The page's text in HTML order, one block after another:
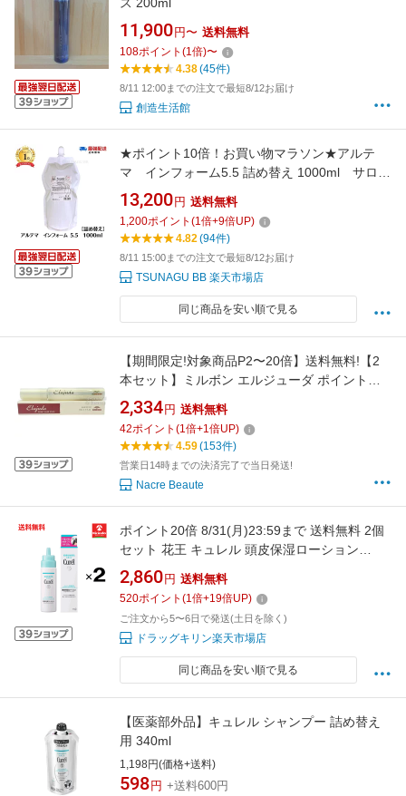
ス 200ml
11,900 円〜 送料無料
108ポイント (1倍)〜
4.38(45件)
8/11 12:00までの注文で最短8/12お届け
創造生活館
★ポイント10倍！お買い物マラソン★アルテ
マ インフォーム5.5 詰め替え 1000ml サロン
専売品 髪質改善 ［トリートメントなど薬剤
促進&毛髪の結合強化剤］強化 縮毛矯正 ダメー
ジ エイジング ブリーチ 加齢 ヘアケア アルテマ
13,200 円 送料無料
1,200ポイント (1倍+9倍UP)
4.82(94件)
8/11 15:00までの注文で最短8/12お届け
TSUNAGU BB 楽天市場店
同じ商品を安い順で見る
【期間限定!対象商品P2〜20倍】送料無料!【2
本セット】ミルボン エルジューダ ポイントケ
アスティック 15g 複数注文 ■□【8/7 15:00〜
8/11 1:59】【お買い物マラソン】
2,334 円 送料無料
42ポイント (1倍+1倍UP)
4.59(153件)
営業日14時までの決済完了で当日発送!
Nacre Beaute
ポイント20倍 8/31(月)23:59まで 送料無料 2個
セット 花王 キュレル 頭皮保湿ローション
120mL×2個 女性用トニック
2,860 円 送料無料
520ポイント (1倍+19倍UP)
ご注文から5〜6日で発送(土日を除く)
ドラッグキリン楽天市場店
同じ商品を安い順で見る
【医薬部外品】キュレル シャンプー 詰め替え
用 340ml
1,198円(価格+送料)
598 円 +送料600円